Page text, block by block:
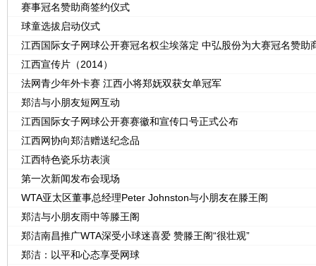
赛事冠名赞助商签约仪式
球童选拔启动仪式
江西国际女子网球公开赛冠名权尘埃落定 中弘股份为大赛冠名赞助
江西宣传片（2014）
法网青少年外卡赛 江西小将郑妩双获女单冠军
郑洁与小朋友短网互动
江西国际女子网球公开赛赛徽和宣传口号正式公布
江西网协向郑洁赠送纪念品
江西特色瓷乐坊表演
第一次新闻发布会现场
WTA亚太区董事总经理Peter Johnston与小朋友在滕王阁
郑洁与小朋友雨中等滕王阁
郑洁南昌推广WTA深受小球迷喜爱 赞滕王阁“很壮观”
郑洁：以平和心态享受网球